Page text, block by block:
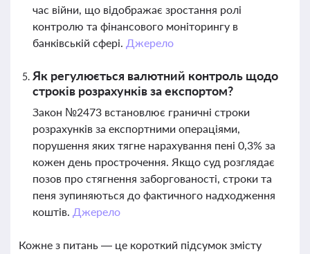
час війни, що відображає зростання ролі
контролю та фінансового моніторингу в
банківській сфері. Джерело
Як регулюється валютний контроль щодо
строків розрахунків за експортом?
Закон №2473 встановлює граничні строки
розрахунків за експортними операціями,
порушення яких тягне нарахування пені 0,3% за
кожен день прострочення. Якщо суд розглядає
позов про стягнення заборгованості, строки та
пеня зупиняються до фактичного надходження
коштів. Джерело
Кожне з питань — це короткий підсумок змісту